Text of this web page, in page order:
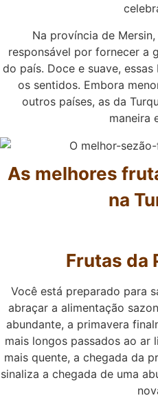
Na província de
responsável por fornecer a
do país. Doce e suave,
os sentidos. Embora
outros países, as da
maneira
As melhores
na
Frutas da
Você está preparado para
abraçar a alimentação
abundante, a primavera
mais longos passados ao ar
mais quente, a chegada da
sinaliza a chegada de uma